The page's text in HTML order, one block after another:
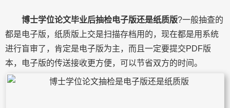
博士学位论文毕业后抽检电子版还是纸质版?一般抽查的
都是电子版，纸质版上交是扫描存档用的，现在都是用系统
进行盲审了，肯定是电子版为主，而且一定要提交PDF版
本，电子版的传送接收更方便，可以节省双方的时间。